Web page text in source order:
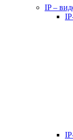
IP –